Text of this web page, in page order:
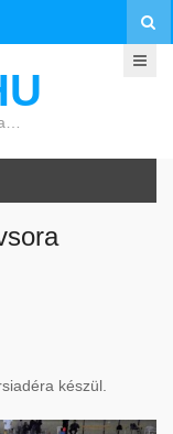
készül.